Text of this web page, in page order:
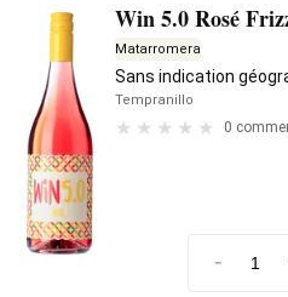
Win 5.0 Rosé
Matarromera
Sans indication
Tempranillo
0
-